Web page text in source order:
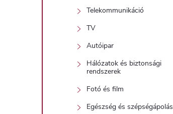
Telekommunikáció
TV
Autóipar
Hálózatok és biztonsági
rendszerek
Fotó és film
Egészség és szépségápolás